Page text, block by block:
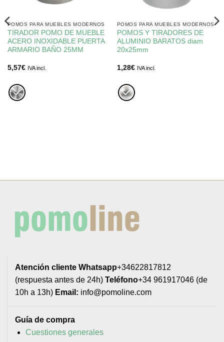
POMOS PARA MUEBLES MODERNOS
TIRADOR POMO DE MUEBLE
ACERO INOXIDABLE PUERTA
ARMARIO BAÑO 25MM
5,57€ IVA incl.
POMOS PARA MUEBLES MODERNOS
POMOS Y TIRADORES DE
ALUMINIO BARATOS diam
20x25mm
1,28€ IVA incl.
Atención cliente Whatsapp+34622817812
(respuesta antes de 24h) Teléfono+34 961917046 (de
10h a 13h) Email: info@pomoline.com
Guía de compra
Cuestiones generales